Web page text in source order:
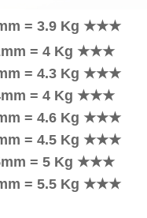
= 3.9 Kg ★★★
= 4 Kg ★★★
= 4.3 Kg ★★★
= 4 Kg ★★★
= 4.6 Kg ★★★
= 4.5 Kg ★★★
= 5 Kg ★★★
= 5.5 Kg ★★★